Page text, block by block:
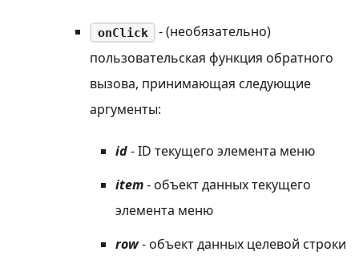
onClick
- (необязательно)
пользовательская функция обратного
вызова, принимающая следующие
аргументы:
id- ID текущего элемента меню
item- объект данных текущего
элемента меню
row- объект данных целевой строки